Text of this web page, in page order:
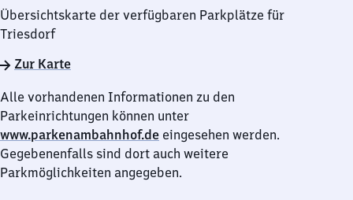
Übersichtskarte der verfügbaren Parkplätze für
Triesdorf
Zur Karte
Alle vorhandenen Informationen zu den
Parkeinrichtungen können unter
www.parkenambahnhof.de eingesehen werden.
Gegebenenfalls sind dort auch weitere
Parkmöglichkeiten angegeben.